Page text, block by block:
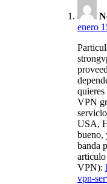
enero
VPN
USA,
bueno,
banda
VPN):
vpn-